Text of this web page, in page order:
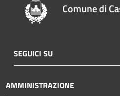
Comune di
SEGUICI SU
AMMINISTRAZIONE